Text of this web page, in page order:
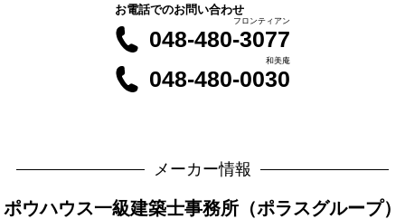
お電話でのお問い合わせ
048-480-3077
フロンティアン
048-480-0030
和美庵
メーカー情報
ポウハウス一級建築士事務所（ポラスグループ）